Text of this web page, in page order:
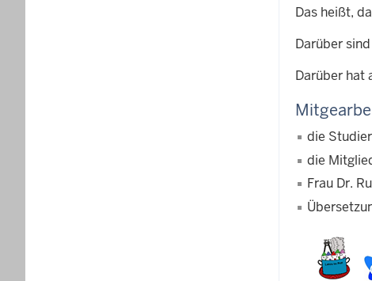
Das heißt,
Darüber
Darüber hat
die
die
Frau Dr.